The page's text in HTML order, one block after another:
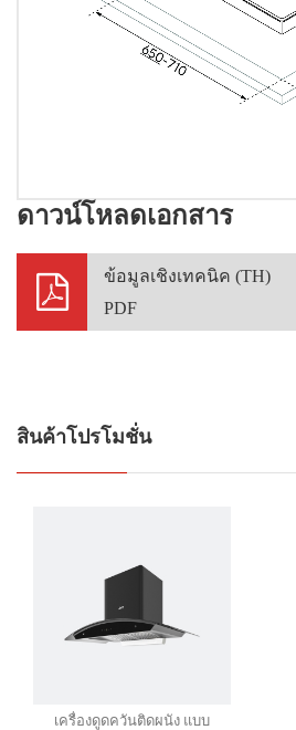
ดาวน์โหลดเอกสาร
ข้อมูลเชิงเทคนิค (TH)
PDF
สินค้าโปรโมชั่น
เครื่องดูดควันติดผนัง แบบ